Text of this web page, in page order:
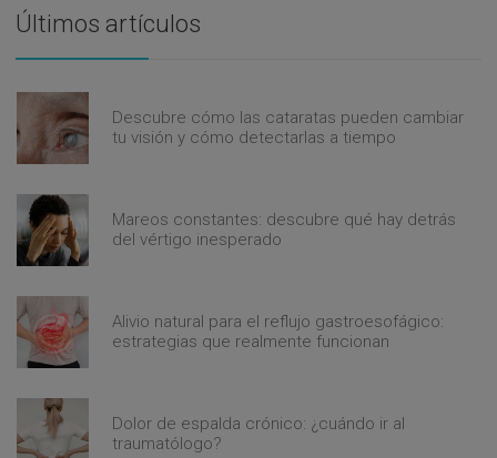
Últimos artículos
Descubre cómo las cataratas pueden cambiar
tu visión y cómo detectarlas a tiempo
Mareos constantes: descubre qué hay detrás
del vértigo inesperado
Alivio natural para el reflujo gastroesofágico:
estrategias que realmente funcionan
Dolor de espalda crónico: ¿cuándo ir al
traumatólogo?